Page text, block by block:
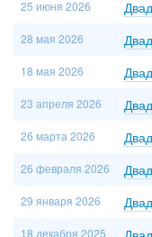
25 июня 2026
28 мая 2026
18 мая 2026
23 апреля 2026
26 марта 2026
26 февраля 2026
29 января 2026
18 декабря 2025